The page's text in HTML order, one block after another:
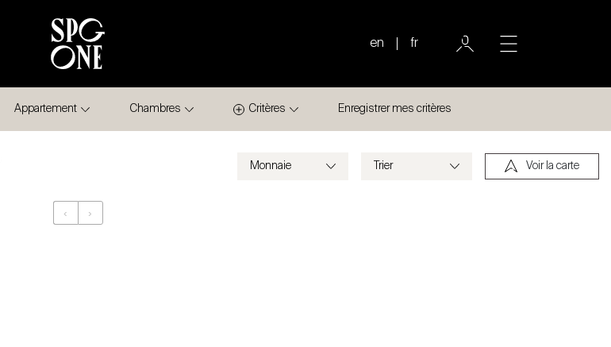
en fr
Appartement Chambres Critères Enregistrer mes critères
Voir la carte
‹ ›